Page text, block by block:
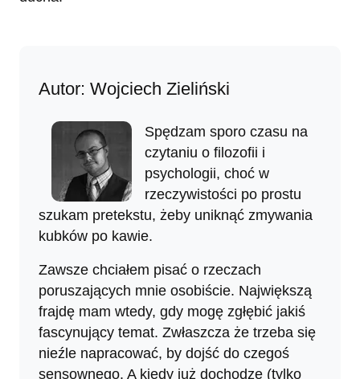
Autor: Wojciech Zieliński
Spędzam sporo czasu na
czytaniu o filozofii i
psychologii, choć w
rzeczywistości po prostu
szukam pretekstu, żeby uniknąć zmywania
kubków po kawie.
Zawsze chciałem pisać o rzeczach
poruszających mnie osobiście. Największą
frajdę mam wtedy, gdy mogę zgłębić jakiś
fascynujący temat. Zwłaszcza że trzeba się
nieźle napracować, by dojść do czegoś
sensownego. A kiedy już dochodzę (tylko